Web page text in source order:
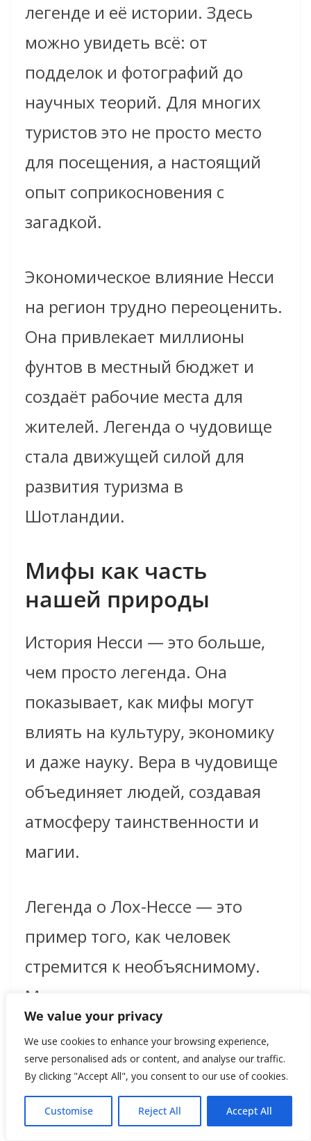
We value your privacy
We use cookies to enhance your browsing experience,
serve personalised ads or content, and analyse our traffic.
By clicking "Accept All", you consent to our use of cookies.
Customise Reject All Accept All
легенде и её истории. Здесь
можно увидеть всё: от
подделок и фотографий до
научных теорий. Для многих
туристов это не просто место
для посещения, а настоящий
опыт соприкосновения с
загадкой.
Экономическое влияние Несси
на регион трудно переоценить.
Она привлекает миллионы
фунтов в местный бюджет и
создаёт рабочие места для
жителей. Легенда о чудовище
стала движущей силой для
развития туризма в
Шотландии.
Мифы как часть
нашей природы
История Несси — это больше,
чем просто легенда. Она
показывает, как мифы могут
влиять на культуру, экономику
и даже науку. Вера в чудовище
объединяет людей, создавая
атмосферу таинственности и
магии.
Легенда о Лох-Нессе — это
пример того, как человек
стремится к необъяснимому.
Мы хотим верить в то, что в
мире остаётся место для чудес,
и Несси даёт нам эту
возможность. Даже если
учёные никогда не найдут